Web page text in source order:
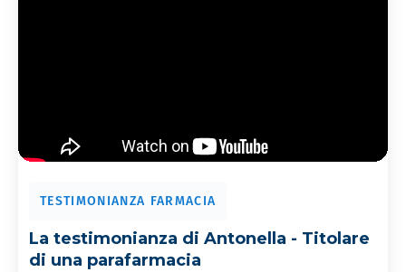
TESTIMONIANZA FARMACIA
La testimonianza di Antonella - Titolare
di una parafarmacia